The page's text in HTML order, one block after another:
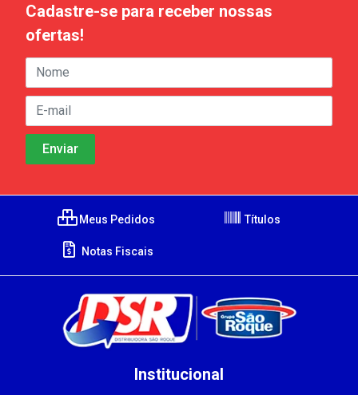
Cadastre-se para receber nossas
ofertas!
Meus Pedidos Títulos
Notas Fiscais
Institucional